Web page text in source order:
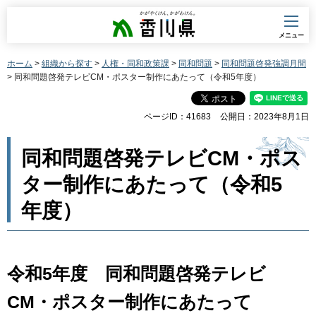
香川県
メニュー
ホーム > 組織から探す > 人権・同和政策課 > 同和問題 > 同和問題啓発強調月間
> 同和問題啓発テレビCM・ポスター制作にあたって（令和5年度）
ページID：41683 公開日：2023年8月1日
同和問題啓発テレビCM・ポス
ター制作にあたって（令和5
年度）
令和5年度 同和問題啓発テレビ
CM・ポスター制作にあたって